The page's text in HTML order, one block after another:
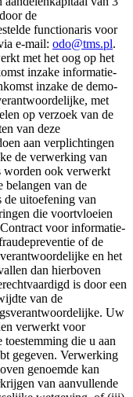
de
functionaris voor
e-mail: odo@tms.pl.
met het oog op het
inzake informatie-
inzake de demo-
met
op verzoek van de
van deze
aan verplichtingen
de verwerking van
worden ook verwerkt
belangen van de
uitoefening van
die voortvloeien
voor informatie-
of de
en het
dan hierboven
is door een
van de
Uw
verwerkt voor
die u aan
gegeven. Verwerking
genoemde kan
van aanvullende